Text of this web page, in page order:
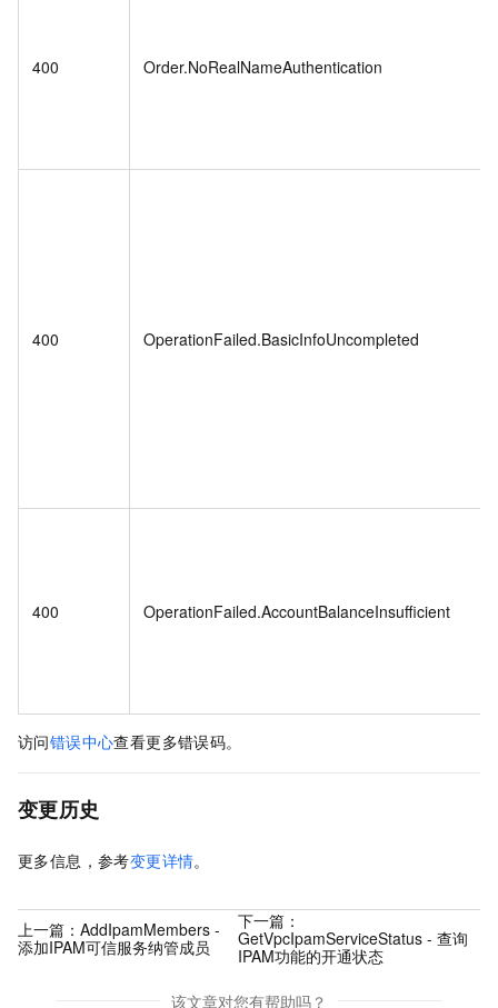
400 Order.NoRealNameAuthentication
400 OperationFailed.BasicInfoUncompleted
400 OperationFailed.AccountBalanceInsufficient
访问错误中心查看更多错误码。
变更历史
更多信息，参考变更详情。
上一篇： AddIpamMembers -
添加IPAM可信服务纳管成员
下一篇：
GetVpcIpamServiceStatus - 查询
IPAM功能的开通状态
该文章对您有帮助吗？